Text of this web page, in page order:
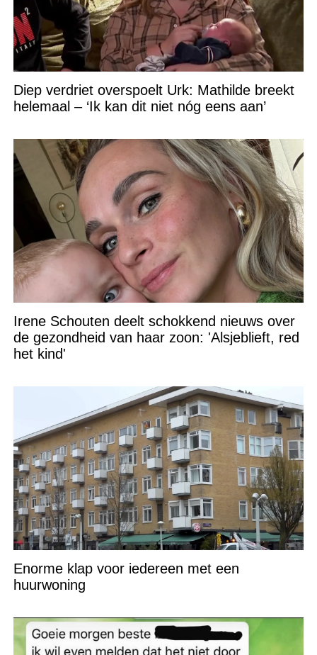
Diep verdriet overspoelt Urk: Mathilde breekt
helemaal – ‘Ik kan dit niet nóg eens aan’
Irene Schouten deelt schokkend nieuws over
de gezondheid van haar zoon: 'Alsjeblieft, red
het kind'
Enorme klap voor iedereen met een
huurwoning